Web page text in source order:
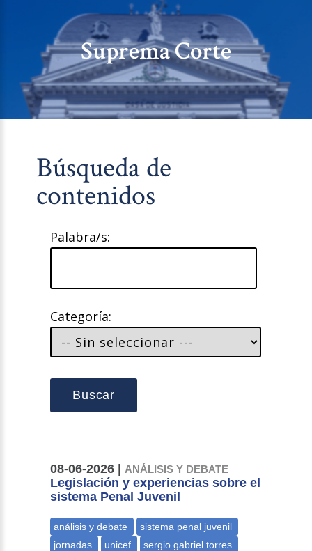
Suprema Corte
Búsqueda de
contenidos
Palabra/s:
Categoría:
Buscar
08-06-2026 |ANÁLISIS Y DEBATE
Legislación y experiencias sobre el
sistema Penal Juvenil